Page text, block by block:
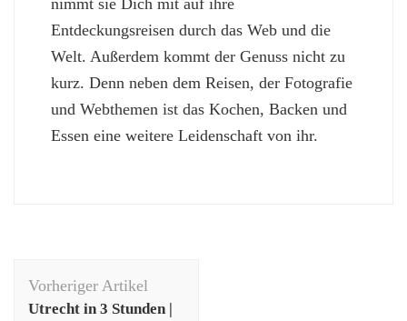
nimmt sie Dich mit auf ihre
Entdeckungsreisen durch das Web und die
Welt. Außerdem kommt der Genuss nicht zu
kurz. Denn neben dem Reisen, der Fotografie
und Webthemen ist das Kochen, Backen und
Essen eine weitere Leidenschaft von ihr.
Vorheriger Artikel
Utrecht in 3 Stunden |